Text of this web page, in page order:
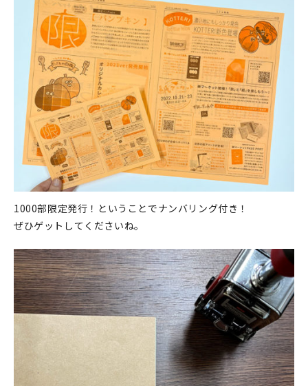
1000部限定発行！ということでナンバリング付き！
ぜひゲットしてくださいね。